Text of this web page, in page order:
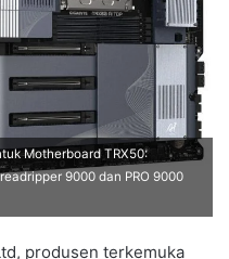
Motherboard TRX50:
9000 dan PRO 9000
produsen terkemuka